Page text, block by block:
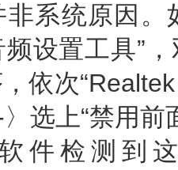
系统原因
频设置工具”
依次
选上“禁用前
检测到这